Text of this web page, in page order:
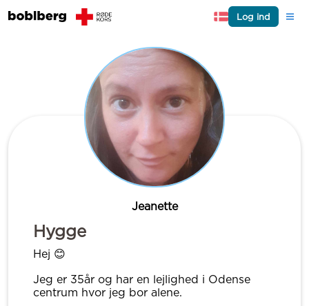
Log ind
Jeanette
Hygge
Hej 😊
Jeg er 35år og har en lejlighed i Odense
centrum hvor jeg bor alene.